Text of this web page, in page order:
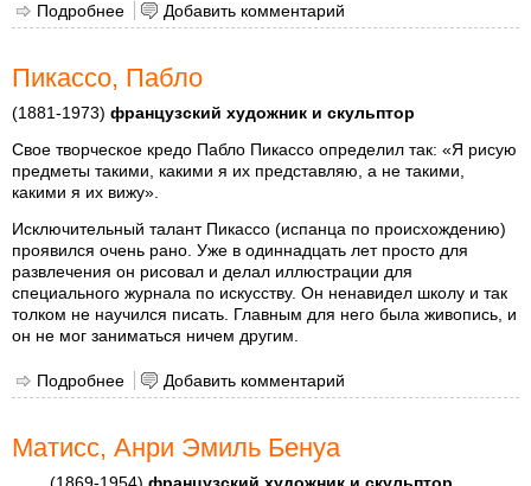
Подробнее о Микеланджело Ди Лодовико Ди Лионардо Ди
Буонаррото Симони
Добавить комментарий
Пикассо, Пабло
(1881-1973) французский художник и скульптор
Свое творческое кредо Пабло Пикассо определил так: «Я рисую
предметы такими, какими я их представляю, а не такими,
какими я их вижу».
Исключительный талант Пикассо (испанца по происхождению)
проявился очень рано. Уже в одиннадцать лет просто для
развлечения он рисовал и делал иллюстрации для
специального журнала по искусству. Он ненавидел школу и так
толком не научился писать. Главным для него была живопись, и
он не мог заниматься ничем другим.
Подробнее о Пикассо, Пабло
Добавить комментарий
Матисс, Анри Эмиль Бенуа